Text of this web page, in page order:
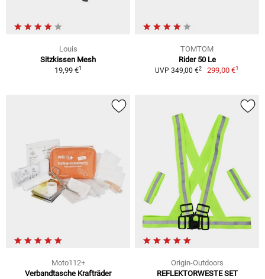
Louis
Sitzkissen Mesh
19,99 €1
TOMTOM
Rider 50 Le
UVP 349,00 €2 299,00 €1
Moto112+
Verbandtasche Krafträder
Origin-Outdoors
REFLEKTORWESTE SET